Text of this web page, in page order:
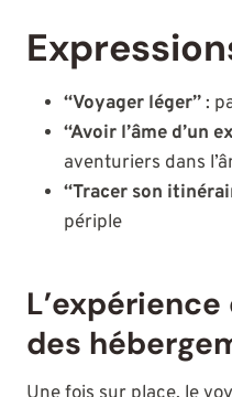
“Voyager léger”:
“Avoir l’âme d’un
aventuriers dans
“Tracer son
périple
des